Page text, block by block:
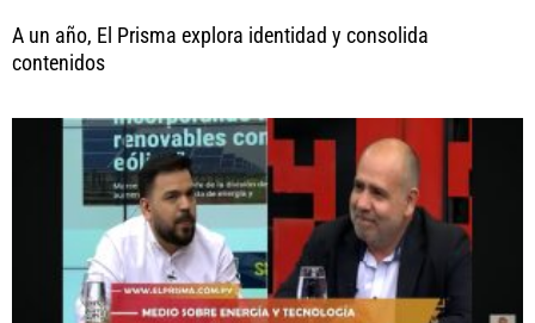
A un año, El Prisma explora identidad y consolida
contenidos